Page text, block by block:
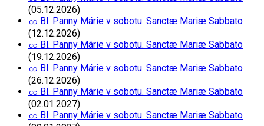
(05.12.2026)
㏄ Bl. Panny Márie v sobotu. Sanctæ Mariæ Sabbato
(12.12.2026)
㏄ Bl. Panny Márie v sobotu. Sanctæ Mariæ Sabbato
(19.12.2026)
㏄ Bl. Panny Márie v sobotu. Sanctæ Mariæ Sabbato
(26.12.2026)
㏄ Bl. Panny Márie v sobotu. Sanctæ Mariæ Sabbato
(02.01.2027)
㏄ Bl. Panny Márie v sobotu. Sanctæ Mariæ Sabbato